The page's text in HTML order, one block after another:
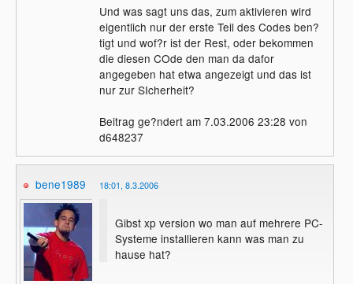
Und was sagt uns das, zum aktivieren wird
eigentlich nur der erste Teil des Codes ben?
tigt und wof?r ist der Rest, oder bekommen
die diesen COde den man da dafor
angegeben hat etwa angezeigt und das ist
nur zur SIcherheit?
Beitrag ge?ndert am 7.03.2006 23:28 von
d648237
bene1989 18:01, 8.3.2006
Gibst xp version wo man auf mehrere PC-
Systeme installieren kann was man zu
hause hat?